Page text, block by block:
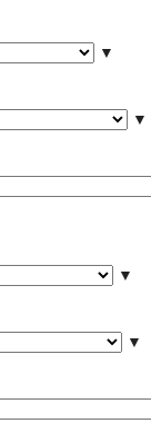
▼
▼
▼
▼